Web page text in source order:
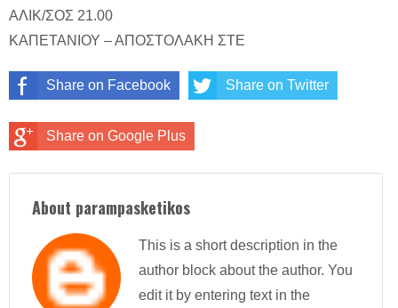
ΑΛΙΚ/ΣΟΣ 21.00
ΚΑΠΕΤΑΝΙΟΥ – ΑΠΟΣΤΟΛΑΚΗ ΣΤΕ
Share on Facebook Share on Twitter
Share on Google Plus
About parampasketikos
This is a short description in the
author block about the author. You
edit it by entering text in the